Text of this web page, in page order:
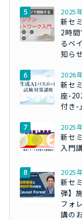
2025
新セ
2時
るベ
知らせ
2026
新セ
座-
付き-
2025
新セ
入門
2025
新セ
弾】
フォ
講の